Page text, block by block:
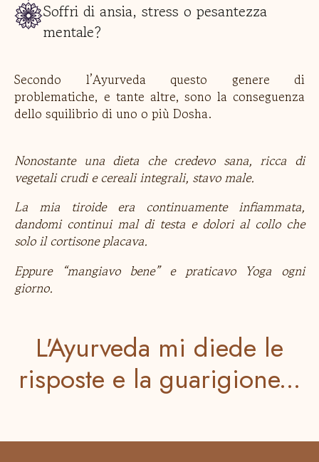
Soffri di ansia, stress o pesantezza
mentale?
Secondo l’Ayurveda questo genere di
problematiche, e tante altre, sono la conseguenza
dello squilibrio di uno o più Dosha.
Nonostante una dieta che credevo sana, ricca di
vegetali crudi e cereali integrali, stavo male.
La mia tiroide era continuamente infiammata,
dandomi continui mal di testa e dolori al collo che
solo il cortisone placava.
Eppure “mangiavo bene” e praticavo Yoga ogni
giorno.
L'Ayurveda mi diede le
risposte e la guarigione...